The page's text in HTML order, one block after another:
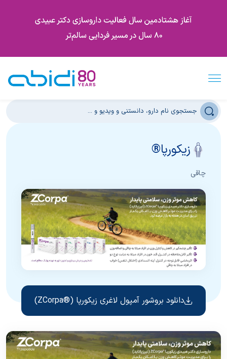
زیکورپا®
چاقی
دانلود بروشور آمپول لاغری زیکورپا (®ZCorpa)